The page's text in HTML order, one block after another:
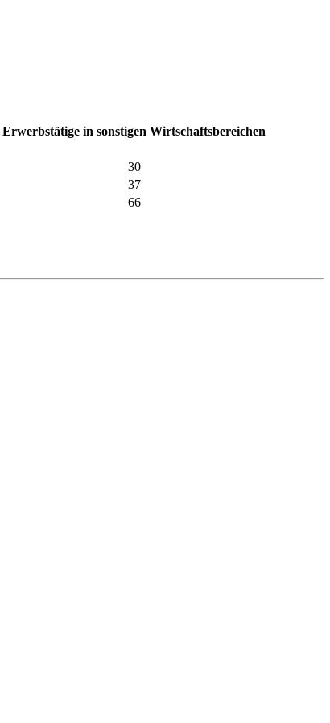
Erwerbstätige in sonstigen Wirtschaftsbereichen
30
37
66